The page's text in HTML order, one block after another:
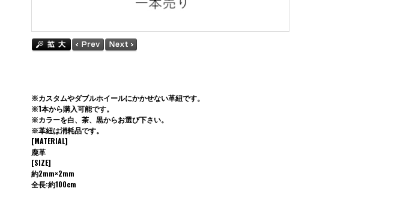
※カスタムやダブルホイールにかかせない革紐です。
※1本から購入可能です。
※カラーを白、茶、黒からお選び下さい。
※革紐は消耗品です。
[MATERIAL]
鹿革
[SIZE]
約2mm×2mm
全長:約100cm